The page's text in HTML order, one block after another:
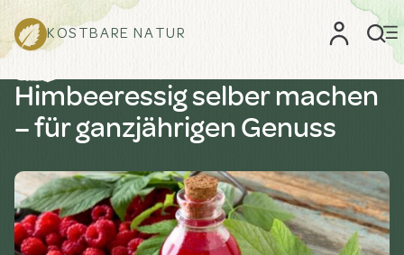
KOSTBARE NATUR
Himbeeressig selber machen
– für ganzjährigen Genuss